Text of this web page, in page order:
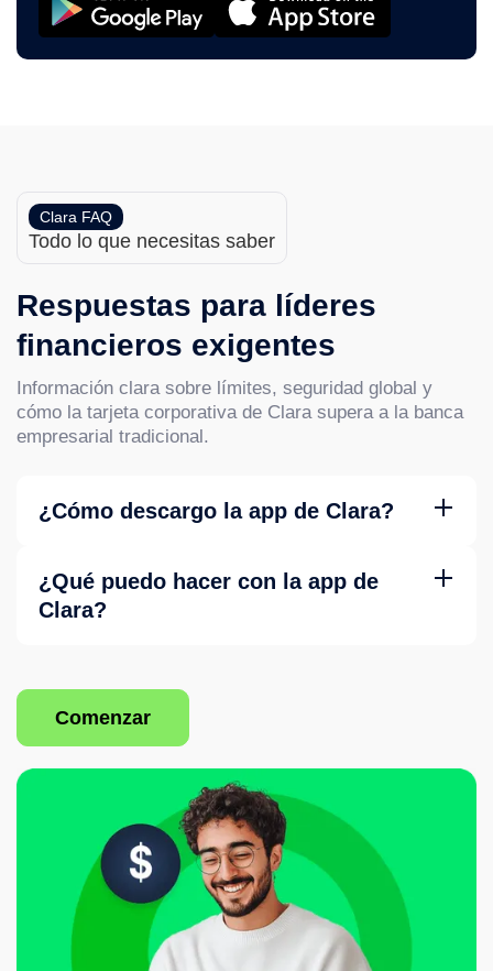
Clara FAQ
Todo lo que necesitas saber
Respuestas para líderes
financieros exigentes
Información clara sobre límites, seguridad global y
cómo la tarjeta corporativa de Clara supera a la banca
empresarial tradicional.
¿Cómo descargo la app de Clara?
Busca 'Clara' y descárgala gratis.
¿Qué puedo hacer con la app de
Clara?
Comenzar